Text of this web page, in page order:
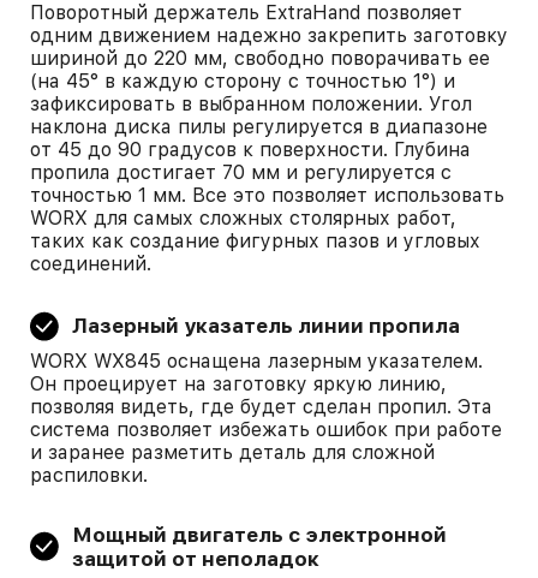
Поворотный держатель ExtraHand позволяет
одним движением надежно закрепить заготовку
шириной до 220 мм, свободно поворачивать ее
(на 45° в каждую сторону с точностью 1°) и
зафиксировать в выбранном положении. Угол
наклона диска пилы регулируется в диапазоне
от 45 до 90 градусов к поверхности. Глубина
пропила достигает 70 мм и регулируется с
точностью 1 мм. Все это позволяет использовать
WORX для самых сложных столярных работ,
таких как создание фигурных пазов и угловых
соединений.
Лазерный указатель линии пропила
WORX WX845 оснащена лазерным указателем.
Он проецирует на заготовку яркую линию,
позволяя видеть, где будет сделан пропил. Эта
система позволяет избежать ошибок при работе
и заранее разметить деталь для сложной
распиловки.
Мощный двигатель с электронной
защитой от неполадок